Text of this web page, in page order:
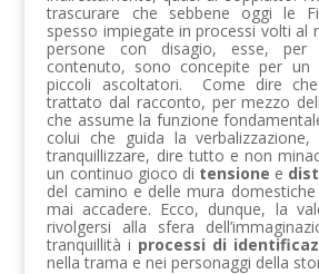
trascurare che sebbene oggi le
spesso impiegate in processi volti al
persone con disagio, esse, per
contenuto, sono concepite per un
piccoli ascoltatori. Come dire
trattato dal racconto, per mezzo
che assume la funzione
colui che guida la
tranquillizzare, dire tutto e non
un continuo gioco di tensione e
del camino e delle mura
mai accadere. Ecco, dunque, la
rivolgersi alla sfera
tranquillità i processi di
nella trama e nei personaggi della